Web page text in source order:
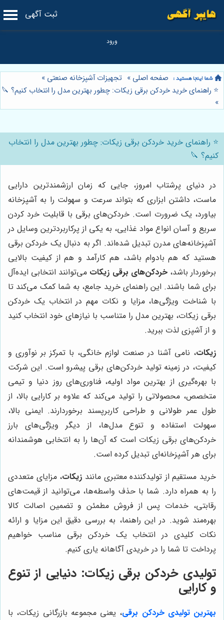
ثبت آگهی
صفحه اصلی » تجهیزات آشپزخانه صنعتی »
⭐️ راهنمای خرید خردکن برقی زیکات: چطور بهترین مدل را انتخاب کنیم؟ 🔪
»
⭐️ راهنمای خرید خردکن برقی زیکات: چطور بهترین مدل را انتخاب
کنیم؟ 🔪
در دنیای پرشتاب امروز، جایی که زمان ارزشمندترین دارایی
ماست، داشتن ابزاری که بتواند سرعت و سهولت را به آشپزخانه
بیاورد، یک ضرورت است. خردکن‌های برقی با قابلیت خرد کردن
سریع و آسان انواع مواد غذایی، به یکی از پرکاربردترین وسایل در
آشپزخانه‌های مدرن تبدیل شده‌اند. اگر به دنبال یک خردکن برقی
هستید که هم بادوام باشد، هم کارآمد و هم از کیفیت بالایی
برخوردار باشد،خردکن‌های برقی زیکات می‌توانند انتخابی ایده‌آل
برای شما باشند. این راهنمای خرید جامع، به شما کمک می‌کند تا
با شناخت ویژگی‌ها، مزایا و نکات مهم در انتخاب یک خردکن
برقی زیکات، بهترین مدل را متناسب با نیازهای خود انتخاب کنید
و از آشپزی لذت ببرید.
زیکات، نامی آشنا در صنعت لوازم خانگی، با تمرکز بر نوآوری و
کیفیت، در زمینه تولید خردکن‌های برقی پیشرو است. این شرکت
با بهره‌گیری از بهترین مواد اولیه، فناوری‌های روز دنیا و تیمی
متخصص، محصولاتی را تولید می‌کند که علاوه بر کارایی بالا، از
طول عمر طولانی و طراحی کاربرپسند برخوردارند. ایمنی بالا،
سهولت استفاده و تنوع مدل‌ها، از دیگر ویژگی‌های بارز
خردکن‌های برقی زیکات است که آن‌ها را به انتخابی هوشمندانه
برای هر آشپزخانه‌ای تبدیل کرده است.
خرید مستقیم از تولیدکننده معتبری مانند زیکات، مزایای متعددی
را به همراه دارد. شما با حذف واسطه‌ها، می‌توانید از قیمت‌های
رقابتی، خدمات پس از فروش مطمئن و تضمین اصالت کالا
بهره‌مند شوید. در این راهنما، به بررسی دقیق این مزایا و ارائه
نکات کلیدی در انتخاب یک خردکن برقی مناسب خواهیم
پرداخت تا شما را در خریدی آگاهانه یاری کنیم.
تولیدی خردکن برقی زیکات: دنیایی از تنوع
و کارایی
بهترین تولیدی خردکن برقی، یعنی مجموعه بازرگانی زیکات، با